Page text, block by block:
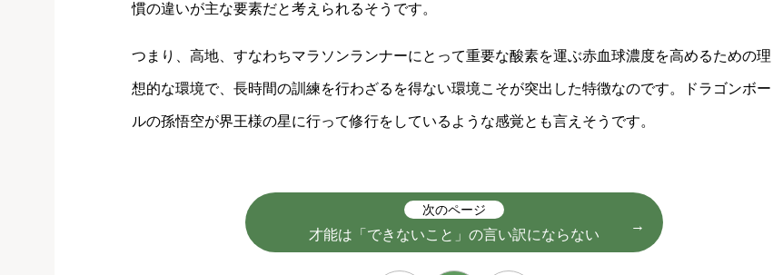
慣の違いが主な要素だと考えられるそうです。
つまり、高地、すなわちマラソンランナーにとって重要な酸素を運ぶ赤血球濃度を高めるための理
想的な環境で、長時間の訓練を行わざるを得ない環境こそが突出した特徴なのです。ドラゴンボー
ルの孫悟空が界王様の星に行って修行をしているような感覚とも言えそうです。
次のページ
才能は「できないこと」の言い訳にならない